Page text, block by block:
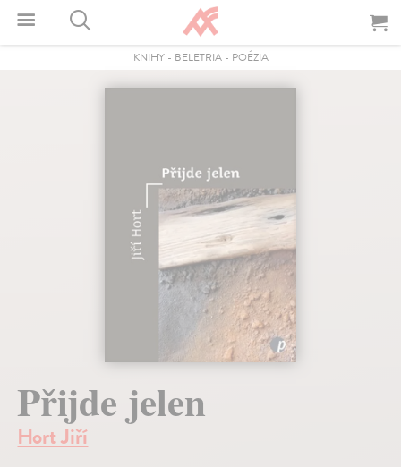
KNIHY- BELETRIA- POÉZIA
Přijde jelen
Hort Jiří